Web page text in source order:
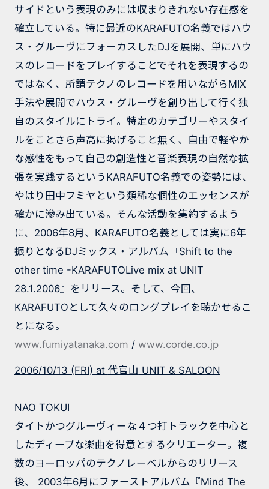
サイドという表現のみには収まりきれない存在感を
確立している。特に最近のKARAFUTO名義ではハウ
ス・グルーヴにフォーカスしたDJを展開、単にハウ
スのレコードをプレイすることでそれを表現するの
ではなく、所謂テクノのレコードを用いながらMIX
手法や展開でハウス・グルーヴを創り出して行く独
自のスタイルにトライ。特定のカテゴリーやスタイ
ルをことさら声高に掲げること無く、自由で軽やか
な感性をもって自己の創造性と音楽表現の自然な拡
張を実践するというKARAFUTO名義での姿勢には、
やはり田中フミヤという類稀な個性のエッセンスが
確かに滲み出ている。そんな活動を集約するよう
に、2006年8月、KARAFUTO名義としては実に6年
振りとなるDJミックス・アルバム『Shift to the
other time -KARAFUTOLive mix at UNIT
28.1.2006』をリリース。そして、今回、
KARAFUTOとして久々のロングプレイを聴かせるこ
とになる。
www.fumiyatanaka.com / www.corde.co.jp
2006/10/13 (FRI) at 代官山 UNIT & SALOON
NAO TOKUI
タイトかつグルーヴィーな４つ打トラックを中心と
したディープな楽曲を得意とするクリエーター。複
数のヨーロッパのテクノレーベルからのリリース
後、 2003年6月にファーストアルバム『Mind The